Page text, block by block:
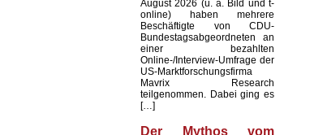
August 2026 (u. a. Bild und t-
online) haben mehrere
Beschäftigte von CDU-
Bundestagsabgeordneten an
einer bezahlten
Online-/Interview-Umfrage der
US-Marktforschungsfirma
Mavrix Research
teilgenommen. Dabei ging es
[…]
Der Mythos vom